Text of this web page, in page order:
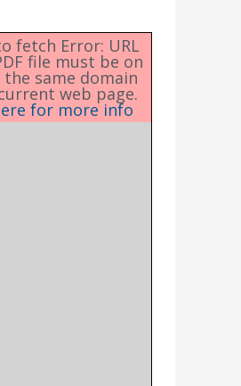
fetch Error: URL
file must be on
the same domain
web page.
for more info